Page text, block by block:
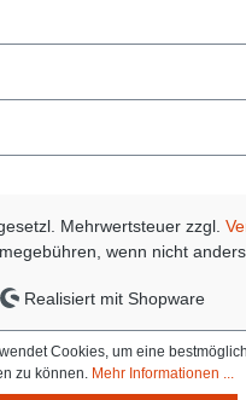
Mehrwertsteuer zzgl.
wenn nicht
Realisiert mit Shopware
Cookies, um eine
zu können. Mehr Informationen ...